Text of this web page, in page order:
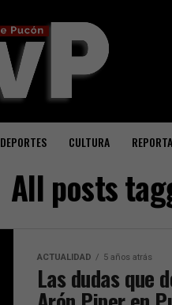
DEPORTES CULTURA
All posts
ACTUALIDAD 5 años atrás
Las dudas que